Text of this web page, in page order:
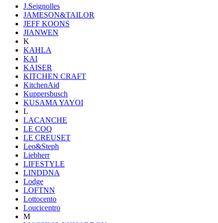
J.Seignolles
JAMESON&TAILOR
JEFF KOONS
JIANWEN
K
KAHLA
KAI
KAISER
KITCHEN CRAFT
KitchenAid
Kuppersbusch
KUSAMA YAYOI
L
LACANCHE
LE COQ
LE CREUSET
Leo&Steph
Liebherr
LIFESTYLE
LINDDNA
Lodge
LOFTNN
Lottocento
Loucicentro
M